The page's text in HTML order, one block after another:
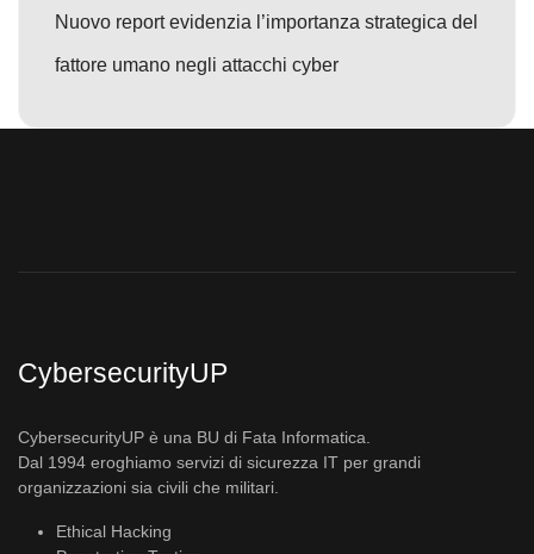
Nuovo report evidenzia l’importanza strategica del
fattore umano negli attacchi cyber
CybersecurityUP
CybersecurityUP è una BU di Fata Informatica.
Dal 1994 eroghiamo servizi di sicurezza IT per grandi
organizzazioni sia civili che militari.
Ethical Hacking